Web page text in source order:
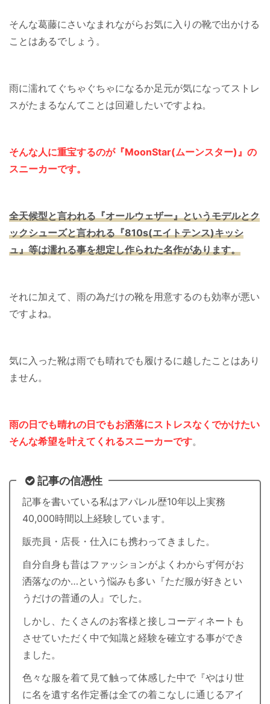
そんな葛藤にさいなまれながらお気に入りの靴で出かける
ことはあるでしょう。
雨に濡れてぐちゃぐちゃになるか足元が気になってストレ
スがたまるなんてことは回避したいですよね。
そんな人に重宝するのが『MoonStar(ムーンスター)』の
スニーカーです。
全天候型と言われる『オールウェザー』というモデルとク
ックシューズと言われる『810s(エイトテンス)キッシ
ュ』等は濡れる事を想定し作られた名作があります。
それに加えて、雨の為だけの靴を用意するのも効率が悪い
ですよね。
気に入った靴は雨でも晴れでも履けるに越したことはあり
ません。
雨の日でも晴れの日でもお洒落にストレスなくでかけたい
そんな希望を叶えてくれるスニーカーです。
記事の信憑性
記事を書いている私はアパレル歴10年以上実務
40,000時間以上経験しています。
販売員・店長・仕入にも携わってきました。
自分自身も昔はファッションがよくわからず何がお
洒落なのか…という悩みも多い『ただ服が好きとい
うだけの普通の人』でした。
しかし、たくさんのお客様と接しコーディネートも
させていただく中で知識と経験を確立する事ができ
ました。
色々な服を着て見て触って体感した中で『やはり世
に名を遺す名作定番は全ての着こなしに通じるアイ